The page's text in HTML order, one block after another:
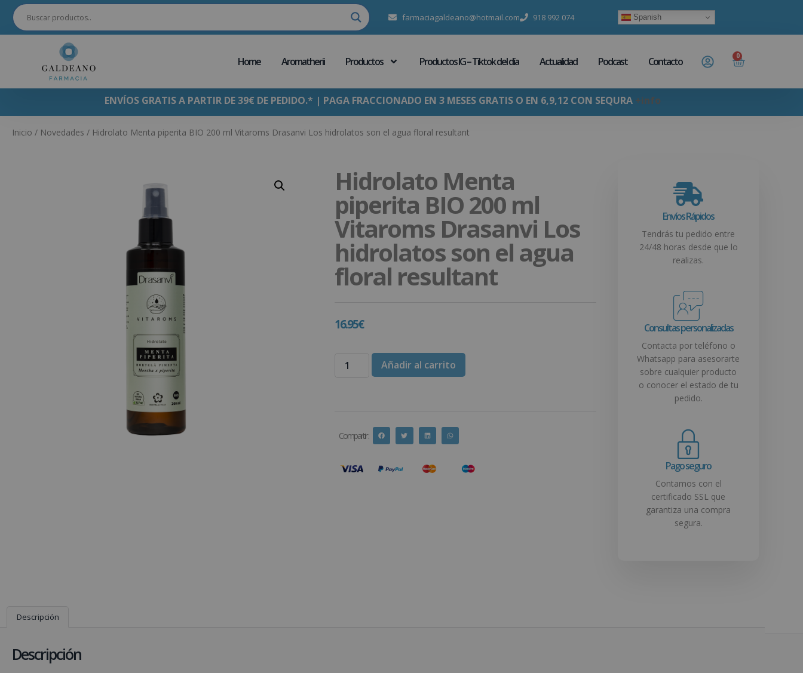
farmaciagaldeano@hotmail.com 918 992 074 Spanish
Home Aromatherii Productos Productos IG – Tiktok del día Actualidad Podcast Contacto 0
ENVÍOS GRATIS A PARTIR DE 39€ DE PEDIDO.* | PAGA FRACCIONADO EN 3 MESES GRATIS O EN 6,9,12 CON SEQURA +info
Inicio / Novedades / Hidrolato Menta piperita BIO 200 ml Vitaroms Drasanvi Los hidrolatos son el agua floral resultant
Hidrolato Menta
piperita BIO 200 ml
Vitaroms Drasanvi Los
hidrolatos son el agua
floral resultant
16.95€
Añadir al carrito
Compartir :
Envíos Rápidos
Tendrás tu pedido entre
24/48 horas desde que lo
realizas.
Consultas personalizadas
Contacta por teléfono o
Whatsapp para asesorarte
sobre cualquier producto
o conocer el estado de tu
pedido.
Pago seguro
Contamos con el
certificado SSL que
garantiza una compra
segura.
Descripción
Descripción